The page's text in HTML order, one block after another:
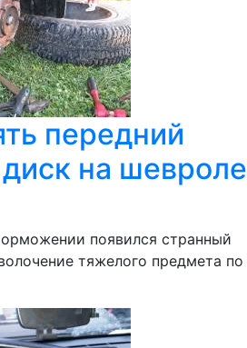
передний
на шевроле
появился странный
тяжелого предмета по